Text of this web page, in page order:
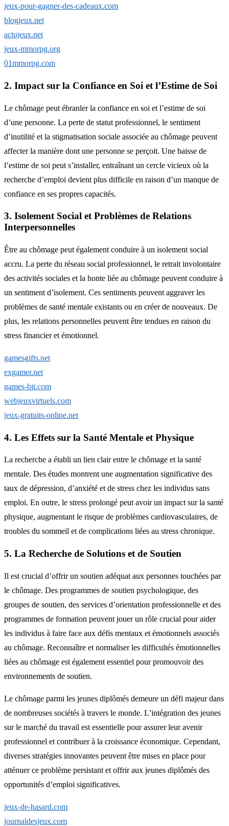
jeux-pour-gagner-des-cadeaux.com
blogjeux.net
actujeux.net
jeux-mmorpg.org
01mmorpg.com
2. Impact sur la Confiance en Soi et l’Estime de Soi
Le chômage peut ébranler la confiance en soi et l’estime de soi
d’une personne. La perte de statut professionnel, le sentiment
d’inutilité et la stigmatisation sociale associée au chômage peuvent
affecter la manière dont une personne se perçoit. Une baisse de
l’estime de soi peut s’installer, entraînant un cercle vicieux où la
recherche d’emploi devient plus difficile en raison d’un manque de
confiance en ses propres capacités.
3. Isolement Social et Problèmes de Relations
Interpersonnelles
Être au chômage peut également conduire à un isolement social
accru. La perte du réseau social professionnel, le retrait involontaire
des activités sociales et la honte liée au chômage peuvent conduire à
un sentiment d’isolement. Ces sentiments peuvent aggraver les
problèmes de santé mentale existants ou en créer de nouveaux. De
plus, les relations personnelles peuvent être tendues en raison du
stress financier et émotionnel.
gamesgifts.net
exgamer.net
games-bit.com
webjeuxvirtuels.com
jeux-gratuits-online.net
4. Les Effets sur la Santé Mentale et Physique
La recherche a établi un lien clair entre le chômage et la santé
mentale. Des études montrent une augmentation significative des
taux de dépression, d’anxiété et de stress chez les individus sans
emploi. En outre, le stress prolongé peut avoir un impact sur la santé
physique, augmentant le risque de problèmes cardiovasculaires, de
troubles du sommeil et de complications liées au stress chronique.
5. La Recherche de Solutions et de Soutien
Il est crucial d’offrir un soutien adéquat aux personnes touchées par
le chômage. Des programmes de soutien psychologique, des
groupes de soutien, des services d’orientation professionnelle et des
programmes de formation peuvent jouer un rôle crucial pour aider
les individus à faire face aux défis mentaux et émotionnels associés
au chômage. Reconnaître et normaliser les difficultés émotionnelles
liées au chômage est également essentiel pour promouvoir des
environnements de soutien.
Le chômage parmi les jeunes diplômés demeure un défi majeur dans
de nombreuses sociétés à travers le monde. L’intégration des jeunes
sur le marché du travail est essentielle pour assurer leur avenir
professionnel et contribuer à la croissance économique. Cependant,
diverses stratégies innovantes peuvent être mises en place pour
atténuer ce problème persistant et offrir aux jeunes diplômés des
opportunités d’emploi significatives.
jeux-de-hasard.com
journaldesjeux.com